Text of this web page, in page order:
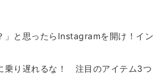
」と思ったらInstagramを開け！イン
乗り遅れるな！ 注目のアイテム3つ